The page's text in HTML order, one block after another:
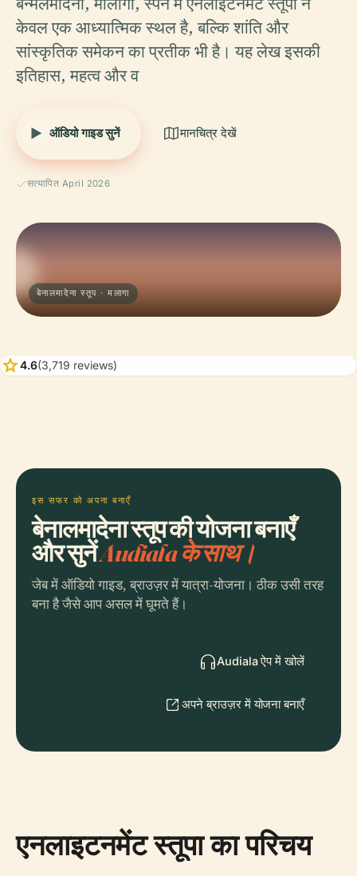
केवल एक आध्यात्मिक स्थल है, बल्कि शांति और
सांस्कृतिक समेकन का प्रतीक भी है। यह लेख इसकी
इतिहास, महत्व और व
ऑडियो गाइड सुनें मानचित्र देखें
सत्यापित April 2026
बेनालमादेना स्तूप · मलागा
star4.6(3,719 reviews)
इस सफर को अपना बनाएँ
बेनालमादेना स्तूप की योजना बनाएँ
और सुनेंAudiala के साथ।
जेब में ऑडियो गाइड, ब्राउज़र में यात्रा-योजना। ठीक उसी तरह
बना है जैसे आप असल में घूमते हैं।
Audiala ऐप में खोलें
अपने ब्राउज़र में योजना बनाएँ
एनलाइटनमेंट स्तूपा का परिचय